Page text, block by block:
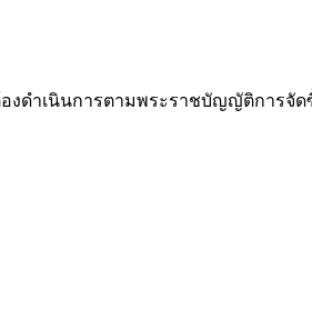
ดำเนินการตามพระราชบัญญัติการจัด